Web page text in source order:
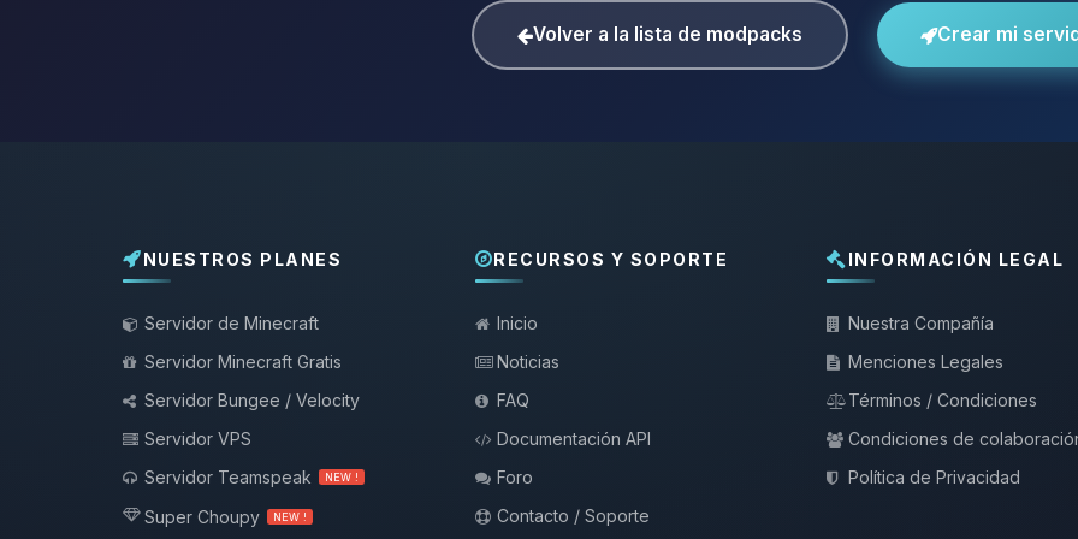
Volver a la lista de modpacks Crear mi
NUESTROS PLANES
Servidor de Minecraft
Servidor Minecraft Gratis
Servidor Bungee / Velocity
Servidor VPS
Servidor Teamspeak
NEW !
Super Choupy NEW !
RECURSOS Y SOPORTE
Inicio
Noticias
FAQ
Documentación API
Foro
Contacto / Soporte
INFORMACIÓN LEGAL
Nuestra Compañía
Menciones Legales
Términos / Condiciones
Condiciones de
Política de Privacidad